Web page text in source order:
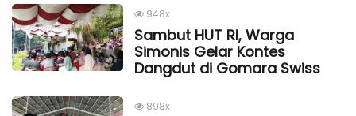
948x
Sambut HUT RI, Warga
Simonis Gelar Kontes
Dangdut di Gomara Swiss
898x